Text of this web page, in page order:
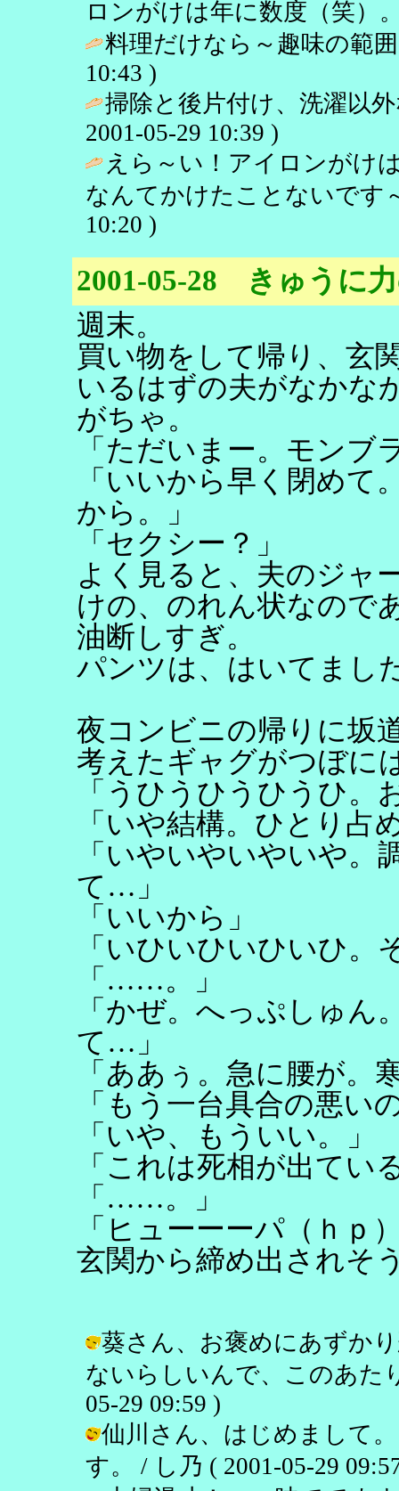
ロンがけは年に数度（笑）
料理だけなら～趣味の範
10:43 )
掃除と後片付け、洗濯以
2001-05-29 10:39 )
えら～い！アイロンがけ
なんてかけたことないです
10:20 )
2001-05-28 きゅうに
週末。
買い物をして帰り、玄
いるはずの夫がなかな
がちゃ。
「ただいまー。モンブ
「いいから早く閉めて
から。」
「セクシー？」
よく見ると、夫のジャ
けの、のれん状なので
油断しすぎ。
パンツは、はいてまし
夜コンビニの帰りに坂
考えたギャグがつぼに
「うひうひうひうひ。
「いや結構。ひとり占
「いやいやいやいや。
て…」
「いいから」
「いひいひいひいひ。
「……。」
「かぜ。へっぷしゅ
て…」
「ああぅ。急に腰が。
「もう一台具合の悪
「いや、もういい。」
「これは死相が出てい
「……。」
「ヒューーーパ（ｈｐ
玄関から締め出されそ
葵さん、お褒めにあずか
ないらしいんで、このあた
05-29 09:59 )
仙川さん、はじめまして
す。 / し乃 ( 2001-05-29